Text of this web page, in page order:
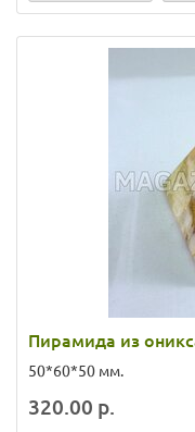
Пирамида из
50*60*50 мм.
320.00 р.